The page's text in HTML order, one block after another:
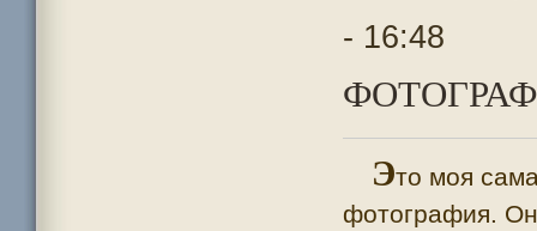
- 16:48
Это моя
фотография.